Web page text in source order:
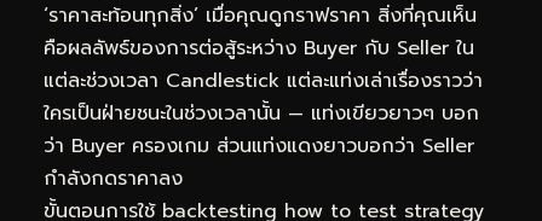
‘ราคาสะท้อนทุกสิ่ง’ เมื่อคุณดูกราฟราคา สิ่งที่คุณเห็น
คือผลลัพธ์ของการต่อสู้ระหว่าง Buyer กับ Seller ใน
แต่ละช่วงเวลา Candlestick แต่ละแท่งเล่าเรื่องราวว่า
ใครเป็นฝ่ายชนะในช่วงเวลานั้น — แท่งเขียวยาวๆ บอก
ว่า Buyer ครองเกม ส่วนแท่งแดงยาวบอกว่า Seller
กำลังกดราคาลง
ขั้นตอนการใช้ backtesting how to test strategy